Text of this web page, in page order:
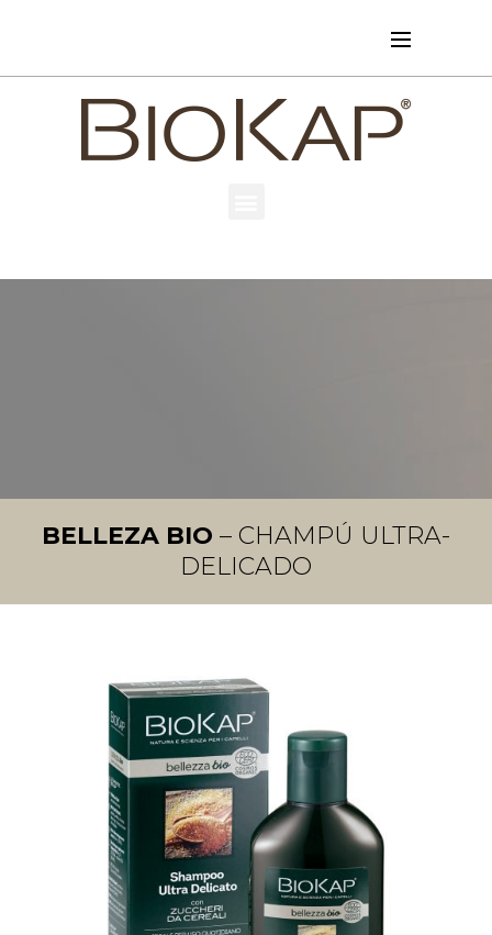
BELLEZA BIO – CHAMPÚ ULTRA-
DELICADO